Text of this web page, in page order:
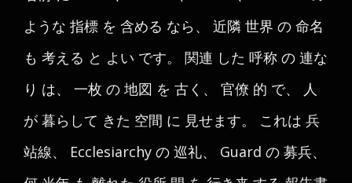
ような 指標 を 含める なら、 近隣 世界 の 命名
も 考える と よい です。 関連 した 呼称 の 連な
り は、 一枚 の 地図 を 古く、 官僚 的 で、 人
が 暮らして きた 空間 に 見せます。 これは 兵
站線、 Ecclesiarchy の 巡礼、 Guard の 募兵、